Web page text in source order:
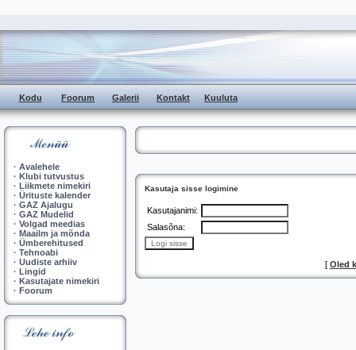
Kodu Foorum Galerii Kontakt Kuuluta
· Avalehele
· Klubi tutvustus
· Liikmete nimekiri
· Ürituste kalender
· GAZ Ajalugu
· GAZ Mudelid
· Volgad meedias
· Maailm ja mõnda
· Ümberehitused
· Tehnoabi
· Uudiste arhiiv
· Lingid
· Kasutajate nimekiri
· Foorum
Kasutaja sisse logimine
Kasutajanimi:
Salasõna:
[ Oled